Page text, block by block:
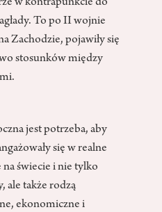
w kontrapunkcie do
To po II wojnie
Zacho­dzie, pojawiły się
stosunków między
jest potrzeba, aby
się w realne
świecie i nie tylko
ale także rodzą
ekonomiczne i